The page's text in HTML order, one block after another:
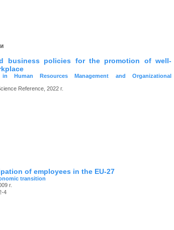
business policies for the promotion of well-
in Human Resources Management and Organizational
Reference, 2022 г.
of employees in the EU-27
transition
г.
4